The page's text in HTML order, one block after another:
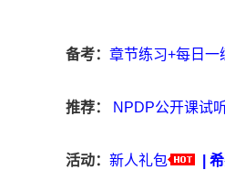
备考： 章节练习+每日一
推荐： NPDP公开课试
活动： 新人礼包